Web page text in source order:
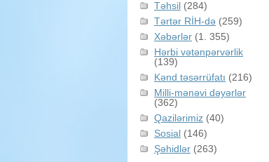
Təhsil (284)
Tərtər RİH-də (259)
Xəbərlər (1. 355)
Hərbi vətənpərvərlik
(139)
Kənd təsərrüfatı (216)
Milli-mənəvi dəyərlər
(362)
Qazilərimiz (40)
Sosial (146)
Şəhidlər (263)